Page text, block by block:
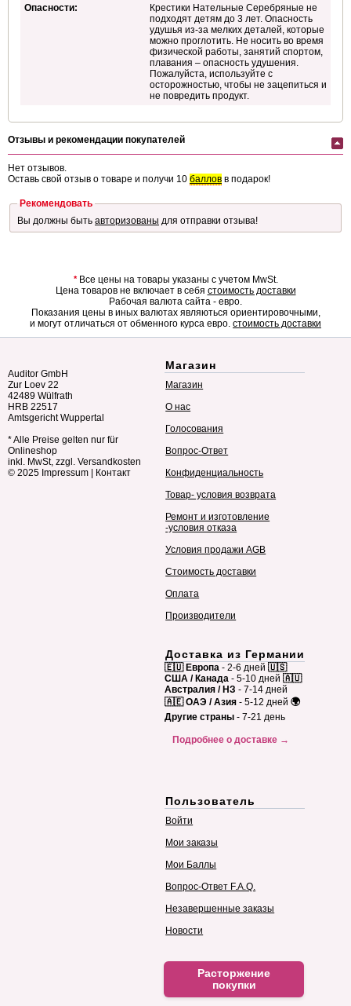
Опасности:
Крестики Нательные Серебряные не
подходят детям до 3 лет. Опасность
удушья из-за мелких деталей, которые
можно проглотить. Не носить во время
физической работы, занятий спортом,
плавания – опасность удушения.
Пожалуйста, используйте с
осторожностью, чтобы не зацепиться и
не повредить продукт.
Отзывы и рекомендации покупателей
Нет отзывов.
Оставь свой отзыв о товаре и получи 10 баллов в подарок!
Рекомендовать
Вы должны быть авторизованы для отправки отзыва!
*Все цены на товары указаны с учетом MwSt.
Цена товаров не включает в себя стоимость доставки
Рабочая валюта сайта - евро.
Показания цены в иных валютах являються ориентировочными,
и могут отличаться от обменного курса евро. стоимость доставки
Auditor GmbH
Zur Loev 22
42489 Wülfrath
HRB 22517
Amtsgericht Wuppertal
* Alle Preise gelten nur für
Onlineshop
inkl. MwSt, zzgl. Versandkosten
© 2025 Impressum Контакт
Магазин
Магазин
О нас
Голосования
Вопрос-Ответ
Конфиденциальность
Товар- условия возврата
Ремонт и изготовление
-условия отказа
Условия продажи AGB
Стоимость доставки
Оплата
Производители
Доставка из Германии
🇪🇺 Европа - 2-6 дней 🇺🇸
США / Канада - 5-10 дней 🇦🇺
Австралия / НЗ - 7-14 дней
🇦🇪 ОАЭ / Азия - 5-12 дней 🌍
Другие страны - 7-21 день
Подробнее о доставке →
Пользователь
Войти
Мои заказы
Мои Баллы
Вопрос-Ответ F.A.Q.
Незавершенные заказы
Новости
Расторжение
покупки